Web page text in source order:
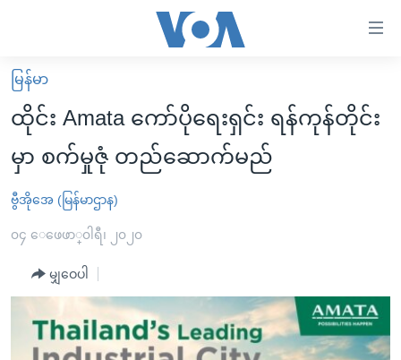
လွယ်ကူ
စေ
Link
များ
ပင်မ
မူလစာမျက်နှာ
မြန်မာ
ကမ္ဘာ့သတင်းများ
နိုင်ငံတကာ
အစ္စရေး-ပါလက်စတိုင်း
ဗွီဒီယို
သတင်းလွတ်လပ်ခွင့်
အင်္ဂလိပ်စာလေ့လာမယ်
အမေရိကန်သုံးအီဒီယံ
မကြေးမုံရဲ့ အင်္ဂလိပ်စာ
အပတ်စဉ်ကဏ္ဍများ
ရေဒီယို
ရေဒီယိုနှင့်ရုပ်သံ အချက်အလက်များ
မြန်မာ
ထိုင်း Amata ကော်ပိုရေးရှင်း ရန်ကုန်တိုင်း
မှာ စက်မှုဇုံ တည်ဆောက်မည်
ဗွီအိုအေ (မြန်မာဌာန)
၀၄ ေဖေဖာ္၀ါရီ၊ ၂၀၂၀
မျှဝေပါ